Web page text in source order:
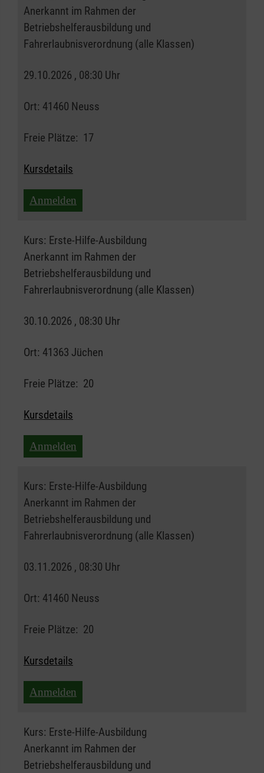
Anerkannt im Rahmen der
Betriebshelferausbildung und
Fahrerlaubnisverordnung (alle Klassen)
29.10.2026 , 08:30 Uhr
Ort: 41460 Neuss
Freie Plätze: 17
Kursdetails
Anmelden
Kurs: Erste-Hilfe-Ausbildung
Anerkannt im Rahmen der
Betriebshelferausbildung und
Fahrerlaubnisverordnung (alle Klassen)
30.10.2026 , 08:30 Uhr
Ort: 41363 Jüchen
Freie Plätze: 20
Kursdetails
Anmelden
Kurs: Erste-Hilfe-Ausbildung
Anerkannt im Rahmen der
Betriebshelferausbildung und
Fahrerlaubnisverordnung (alle Klassen)
03.11.2026 , 08:30 Uhr
Ort: 41460 Neuss
Freie Plätze: 20
Kursdetails
Anmelden
Kurs: Erste-Hilfe-Ausbildung
Anerkannt im Rahmen der
Betriebshelferausbildung und